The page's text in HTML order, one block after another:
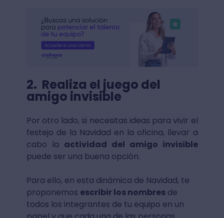
2. Realiza el juego del
amigo invisible
Por otro lado, si necesitas ideas para vivir el
festejo de la Navidad en la oficina, llevar a
cabo la actividad del amigo invisible
puede ser una buena opción.
Para ello, en esta dinámica de Navidad, te
proponemos escribir los nombresde
todos los integrantes de tu equipo en un